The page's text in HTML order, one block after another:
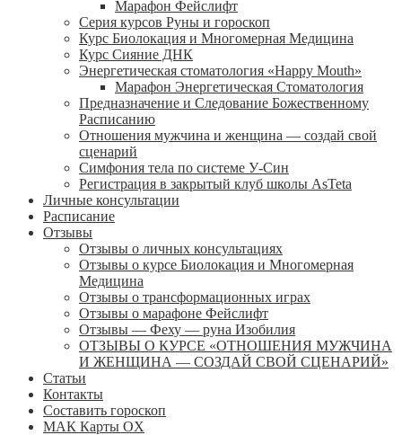
Марафон Фейслифт
Серия курсов Руны и гороскоп
Курс Биолокация и Многомерная Медицина
Курс Сияние ДНК
Энергетическая стоматология «Happy Mouth»
Марафон Энергетическая Cтоматология
Предназначение и Следование Божественному
Расписанию
Отношения мужчина и женщина — создай свой
сценарий
Симфония тела по системе У-Син
Регистрация в закрытый клуб школы AsTeta
Личные консультации
Расписание
Отзывы
Отзывы о личных консультациях
Отзывы о курсе Биолокация и Многомерная
Медицина
Отзывы о трансформационных играх
Отзывы о марафоне Фейслифт
Отзывы — Феху — руна Изобилия
ОТЗЫВЫ О КУРСЕ «ОТНОШЕНИЯ МУЖЧИНА
И ЖЕНЩИНА — СОЗДАЙ СВОЙ СЦЕНАРИЙ»
Статьи
Контакты
Составить гороскоп
МАК Карты OХ